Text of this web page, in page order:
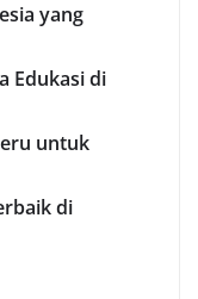
yang
Edukasi di
untuk
di